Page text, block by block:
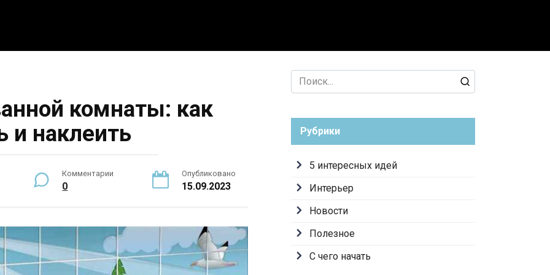
комнаты: как
и наклеить
Комментарии
0
Опубликовано
15.09.2023
Search
for:
Рубрики
5 интересных идей
Интерьер
Новости
Полезное
С чего начать